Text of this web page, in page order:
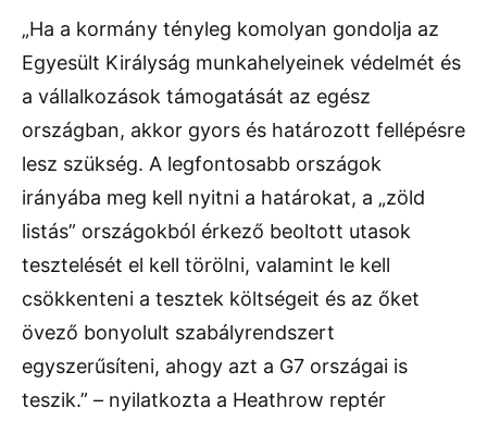
„Ha a kormány tényleg komolyan gondolja az
Egyesült Királyság munkahelyeinek védelmét és
a vállalkozások támogatását az egész
országban, akkor gyors és határozott fellépésre
lesz szükség. A legfontosabb országok
irányába meg kell nyitni a határokat, a „zöld
listás” országokból érkező beoltott utasok
tesztelését el kell törölni, valamint le kell
csökkenteni a tesztek költségeit és az őket
övező bonyolult szabályrendszert
egyszerűsíteni, ahogy azt a G7 országai is
teszik.” – nyilatkozta a Heathrow reptér